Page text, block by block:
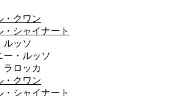
・クワン
・シャイナート
ルッソ
・ルッソ
ロッカ
・クワン
・シャイナート